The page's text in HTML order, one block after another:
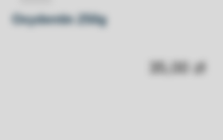
Oxydentin 250g
35,00 zł